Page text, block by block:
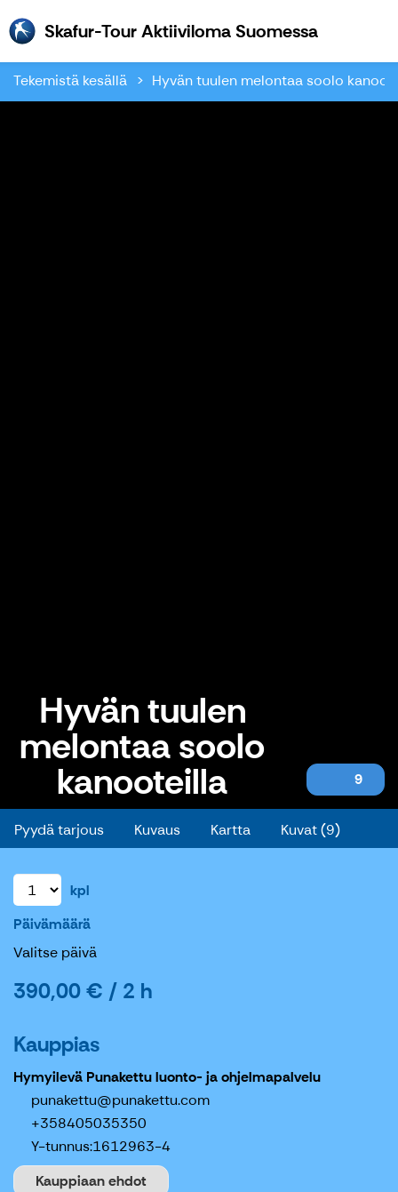
Skafur-Tour Aktiiviloma SuomessaSkafur-
Tekemistä kesällä Hyvän tuulen melontaa soolo
Hyvän tuulen
melontaa soolo
kanooteilla 9Hyvän tuulen melontaa soolo kanooteilla
Pyydä tarjous Kuvaus Kartta Kuvat (9)
kpl
Päivämäärä
Valitse päivä
390,00 € / 2 h
Kauppias
Hymyilevä Punakettu luonto- ja ohjelmapalvelu
punakettu@punakettu.com
+358405035350
Y-tunnus:1612963-4
Kauppiaan ehdot